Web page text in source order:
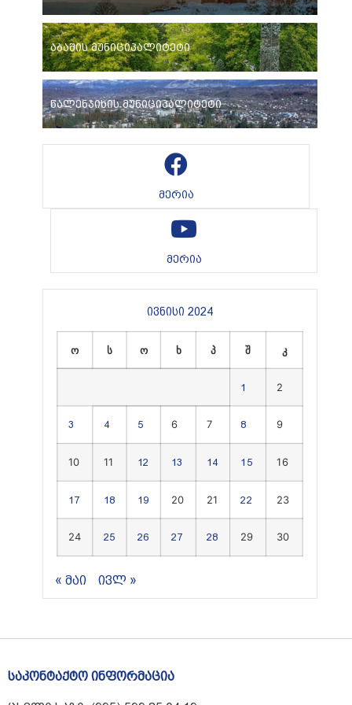
აბაშის მუნიციპალიტეტი
წალენჯიხის მუნიციპალიტეტი
მერია
მერია
ივნისი 2024
ო ს ო ხ პ შ კ
1 2
3 4 5 6 7 8 9
10 11 12 13 14 15 16
17 18 19 20 21 22 23
24 25 26 27 28 29 30
« მაი ივლ »
საკონტაქტო ინფორმაცია